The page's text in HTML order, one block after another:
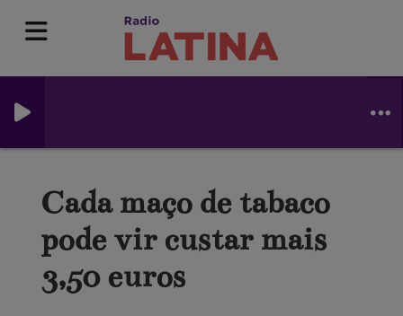
Cada maço de tabaco
pode vir custar mais
3,50 euros